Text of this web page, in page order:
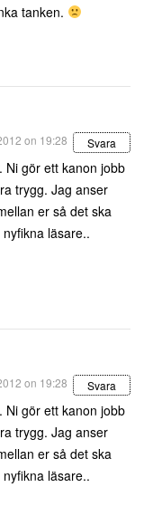
tanken.
on 19:28 Svara
Ni gör ett kanon jobb
trygg. Jag anser
er så det ska
läsare..
on 19:28 Svara
Ni gör ett kanon jobb
trygg. Jag anser
er så det ska
läsare..